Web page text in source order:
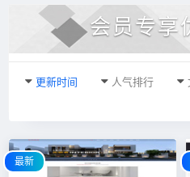
会员专享
更新时间 人气排行
最新